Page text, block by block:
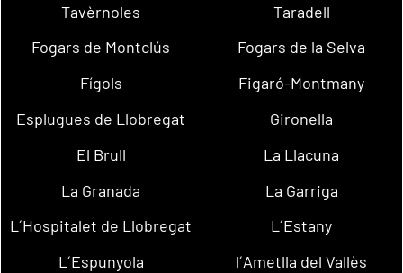
Tavèrnoles
Taradell
Fogars de Montclús
Fogars de la Selva
Fígols
Figaró-Montmany
Esplugues de Llobregat
Gironella
El Brull
La Llacuna
La Granada
La Garriga
L´Hospitalet de Llobregat
L´Estany
L´Espunyola
l´Ametlla del Vallès